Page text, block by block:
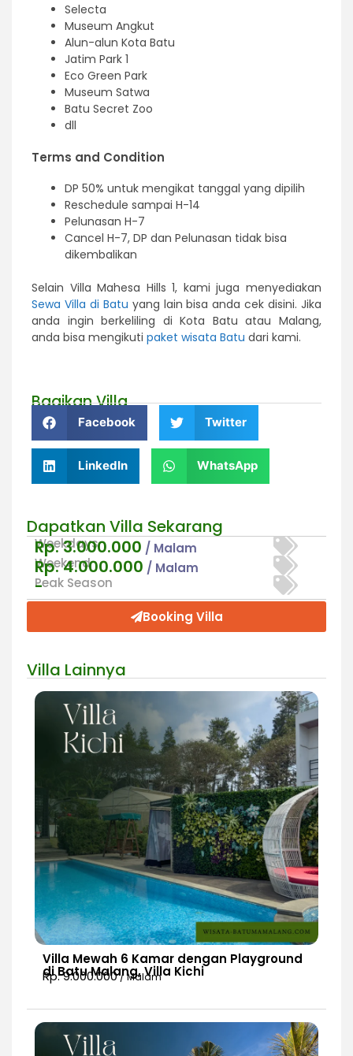
Selecta
Museum Angkut
Alun-alun Kota Batu
Jatim Park 1
Eco Green Park
Museum Satwa
Batu Secret Zoo
dll
Terms and Condition
DP 50% untuk mengikat tanggal yang dipilih
Reschedule sampai H-14
Pelunasan H-7
Cancel H-7, DP dan Pelunasan tidak bisa
dikembalikan
Selain Villa Mahesa Hills 1, kami juga menyediakan
Sewa Villa di Batu yang lain bisa anda cek disini. Jika
anda ingin berkeliling di Kota Batu atau Malang,
anda bisa mengikuti paket wisata Batu dari kami.
Bagikan Villa
Facebook Twitter
LinkedIn WhatsApp
Dapatkan Villa Sekarang
Weekdays
Rp. 3.000.000 / Malam
Weekend
Rp. 4.000.000 / Malam
Peak Season
-
Booking Villa
Villa Lainnya
Villa Mewah 6 Kamar dengan Playground
di Batu Malang, Villa Kichi
Rp. 9.000.000/ Malam